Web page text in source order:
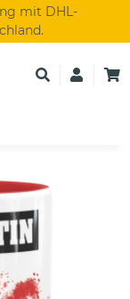
mit DHL-